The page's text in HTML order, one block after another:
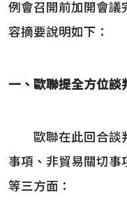
例會召開前加開會議
容摘要說明如下：
一、歐聯提全方位談
歐聯在此回合談判
事項、非貿易關切事
等三方面：